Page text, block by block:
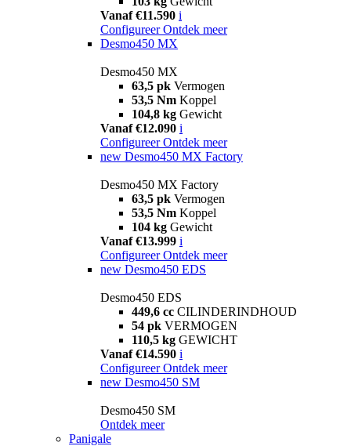
Vanaf €11.590 i
Configureer Ontdek meer
Desmo450 MX
Desmo450 MX
63,5 pk Vermogen
53,5 Nm Koppel
104,8 kg Gewicht
Vanaf €12.090 i
Configureer Ontdek meer
new Desmo450 MX Factory
Desmo450 MX Factory
63,5 pk Vermogen
53,5 Nm Koppel
104 kg Gewicht
Vanaf €13.999 i
Configureer Ontdek meer
new Desmo450 EDS
Desmo450 EDS
449,6 cc CILINDERINDHOUD
54 pk VERMOGEN
110,5 kg GEWICHT
Vanaf €14.590 i
Configureer Ontdek meer
new Desmo450 SM
Desmo450 SM
Ontdek meer
Panigale